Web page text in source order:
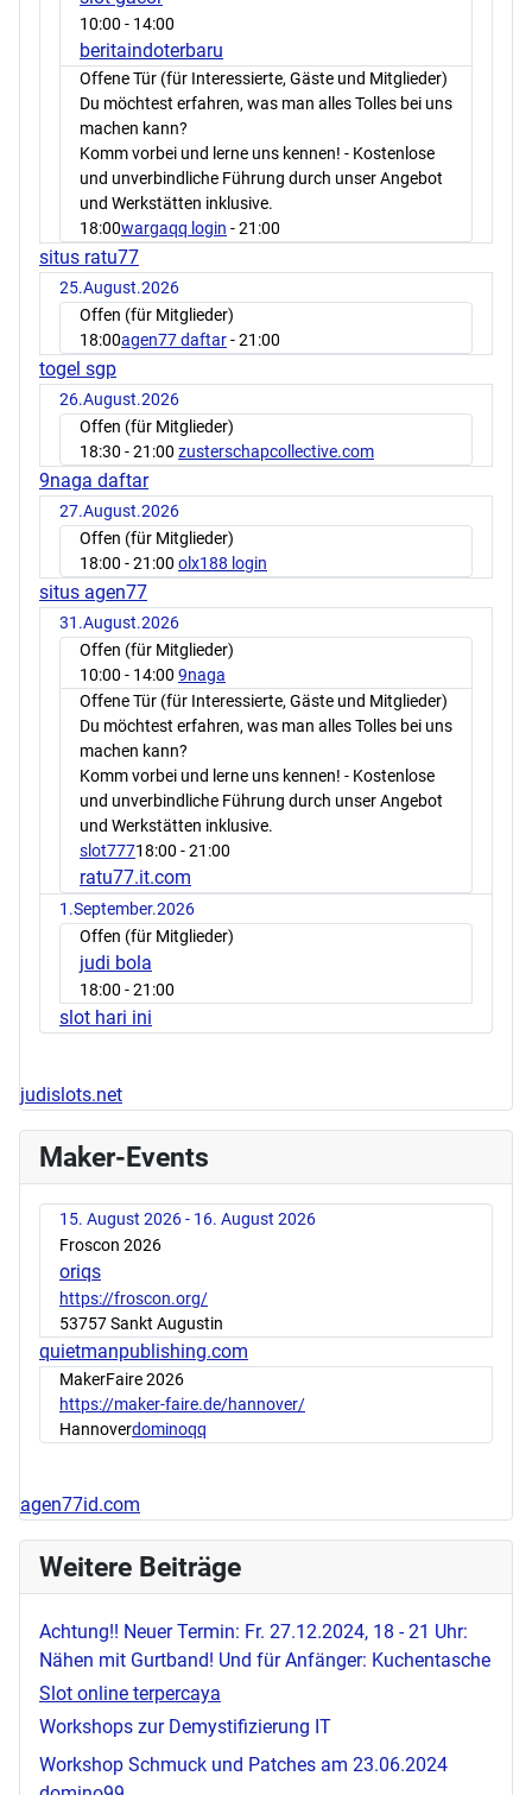
10:00 - 14:00
beritaindoterbaru
Offene Tür (für Interessierte, Gäste und Mitglieder)
Du möchtest erfahren, was man alles Tolles bei uns
machen kann?
Komm vorbei und lerne uns kennen! - Kostenlose
und unverbindliche Führung durch unser Angebot
und Werkstätten inklusive.
18:00wargaqq login - 21:00
situs ratu77
25.August.2026
Offen (für Mitglieder)
18:00agen77 daftar- 21:00
togel sgp
26.August.2026
Offen (für Mitglieder)
18:30 - 21:00 zusterschapcollective.com
9naga daftar
27.August.2026
Offen (für Mitglieder)
18:00 - 21:00 olx188 login
situs agen77
31.August.2026
Offen (für Mitglieder)
10:00 - 14:00 9naga
Offene Tür (für Interessierte, Gäste und Mitglieder)
Du möchtest erfahren, was man alles Tolles bei uns
machen kann?
Komm vorbei und lerne uns kennen! - Kostenlose
und unverbindliche Führung durch unser Angebot
und Werkstätten inklusive.
slot77718:00 - 21:00
ratu77.it.com
1.September.2026
Offen (für Mitglieder)
judi bola
18:00 - 21:00
slot hari ini
judislots.net
Maker-Events
15. August 2026 - 16. August 2026
Froscon 2026
oriqs
https://froscon.org/
53757 Sankt Augustin
quietmanpublishing.com
MakerFaire 2026
https://maker-faire.de/hannover/
Hannoverdominoqq
agen77id.com
Weitere Beiträge
Achtung!! Neuer Termin: Fr. 27.12.2024, 18 - 21 Uhr:
Nähen mit Gurtband! Und für Anfänger: Kuchentasche
Slot online terpercaya
Workshops zur Demystifizierung IT
Workshop Schmuck und Patches am 23.06.2024